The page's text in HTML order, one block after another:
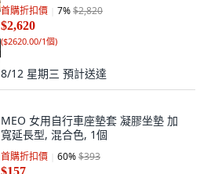
首購折扣價 7%$2,820
$2,620
($2620.00/1個)
8/12 星期三 預計送達
MEO 女用自行車座墊套 凝膠坐墊 加
寬延長型, 混合色, 1個
首購折扣價 60%$393
$157